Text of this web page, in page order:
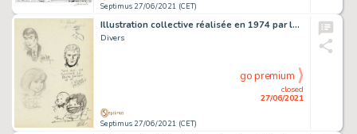
Septimus 27/06/2021 (CET)
Illustration collective réalisée en 1974 par les vedettes du journalÂ SpirouÂ sur une carte des 75 ans…
Divers
Septimus 27/06/2021 (CET)
closed
27/06/2021
go premium